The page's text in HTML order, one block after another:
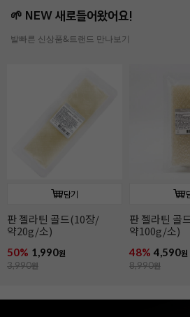
🌱 NEW 새로들어왔어요!
발빠른 신상품&트랜드 만나보기
담기
판젤라틴 골드(1kg/소)
27% 39,900
54,990원
[주문배송]로
스프레드 필링
1% 59,900원
61,000원